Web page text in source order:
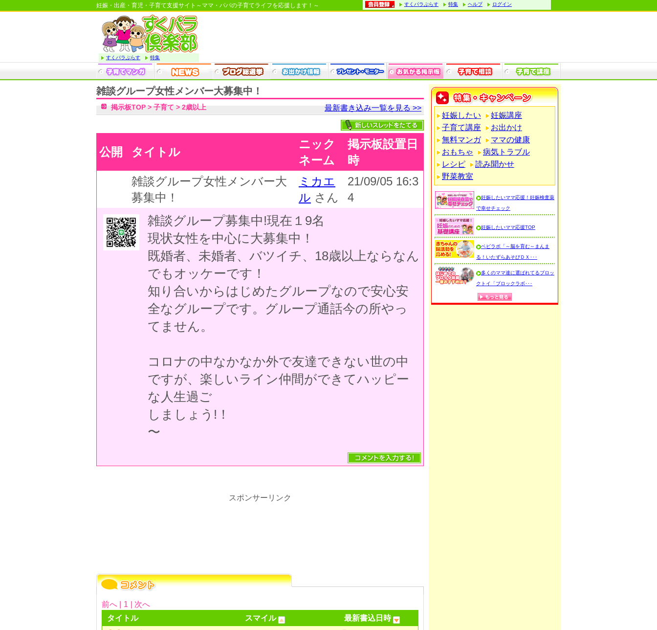
妊娠・出産・育児・子育て支援サイト～ママ・パパの子育てライフを応援します！～ すくパラぷらす 特集 ヘルプ ログイン
すくパラぷらす 特集
雑談グループ女性メンバー大募集中！
最新書き込み一覧を見る >>
掲示板TOP > 子育て > 2歳以上
公開 タイトル
ニック
ネーム
掲示板設置日
時
雑談グループ女性メンバー大
募集中！
ミカエ
ル さん
21/09/05 16:3
4
雑談グループ募集中!現在１9名
現状女性を中心に大募集中！
既婚者、未婚者、バツイチ、18歳以上ならなん
でもオッケーです！
知り合いからはじめたグループなので安心安
全なグループです。グループ通話今の所やっ
てません。
コロナの中なかなか外で友達できない世の中
ですが、楽しいライン仲間ができてハッピー
な人生過ご
しましょう!！
〜
スポンサーリンク
前へ | 1
| 次へ
タイトル
スマイル
最新書込日時
妊娠したい
妊娠講座
子育て講座
お出かけ
無料マンガ
ママの健康
おもちゃ
病気トラブル
レシピ
読み聞かせ
野菜教室
妊娠したいママ応援！妊娠検査薬
で幸せチェック
妊娠したいママ応援TOP
ベビラボ「～脳を育む～まんま
る！いたずらあそびＤＸ･･･
多くのママ達に選ばれてるブロッ
クトイ「ブロックラボ･･･